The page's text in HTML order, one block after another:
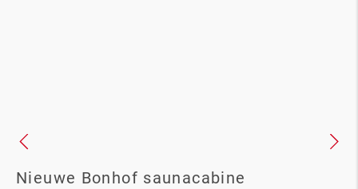
Nieuwe Bonhof saunacabine